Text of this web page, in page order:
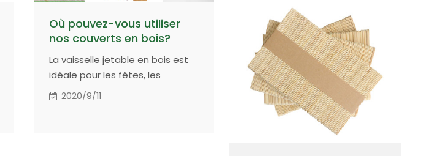
Où pouvez-vous utiliser
nos couverts en bois?
La vaisselle jetable en bois est
idéale pour les fêtes, les
restaurants, les cafés, les plats
2020/9/11